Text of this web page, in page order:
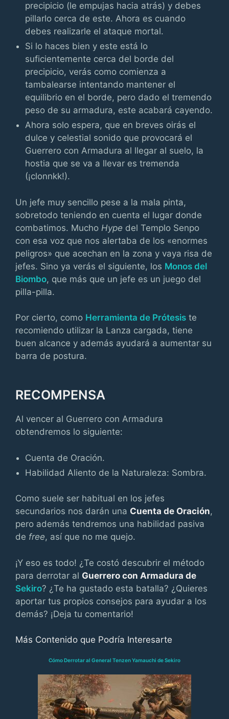
precipicio (le empujas hacia atrás) y debes
pillarlo cerca de este. Ahora es cuando
debes realizarle el ataque mortal.
Si lo haces bien y este está lo
suficientemente cerca del borde del
precipicio, verás como comienza a
tambalearse intentando mantener el
equilibrio en el borde, pero dado el tremendo
peso de su armadura, este acabará cayendo.
Ahora solo espera, que en breves oirás el
dulce y celestial sonido que provocará el
Guerrero con Armadura al llegar al suelo, la
hostia que se va a llevar es tremenda
(¡clonnkk!).
Un jefe muy sencillo pese a la mala pinta,
sobretodo teniendo en cuenta el lugar donde
combatimos. Mucho Hype del Templo Senpo
con esa voz que nos alertaba de los «enormes
peligros» que acechan en la zona y vaya risa de
jefes. Sino ya verás el siguiente, los Monos del
Biombo, que más que un jefe es un juego del
pilla-pilla.
Por cierto, como Herramienta de Prótesis te
recomiendo utilizar la Lanza cargada, tiene
buen alcance y además ayudará a aumentar su
barra de postura.
RECOMPENSA
Al vencer al Guerrero con Armadura
obtendremos lo siguiente:
Cuenta de Oración.
Habilidad Aliento de la Naturaleza: Sombra.
Como suele ser habitual en los jefes
secundarios nos darán una Cuenta de Oración,
pero además tendremos una habilidad pasiva
de free, así que no me quejo.
¡Y eso es todo! ¿Te costó descubrir el método
para derrotar al Guerrero con Armadura de
Sekiro? ¿Te ha gustado esta batalla? ¿Quieres
aportar tus propios consejos para ayudar a los
demás? ¡Deja tu comentario!
Más Contenido que Podría Interesarte
Cómo Derrotar al General Tenzen Yamauchi de Sekiro